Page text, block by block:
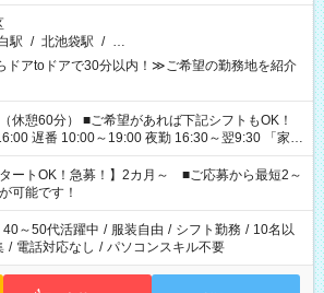
駅 / 北池袋駅 / …
ドアtoドアで30分以内！≫ご希望の勤務地を紹介
があれば下記シフトもOK！
遅番 10:00～19:00 夜勤 16:30～翌9:30 「家族
せたい」 「余裕を持って夕飯の準備がしたい」
業はしたくない」 など、ご希望を教えてください
お仕事の勤務時間。 合計で週40時間を超える場
ません。
タートOK！急募！】2カ月～ ■ご応募から最短2～
可能です！
40～50代活躍中 / 服装自由 / シフト勤務 / 10名以
/ 電話対応なし / パソコンスキル不要